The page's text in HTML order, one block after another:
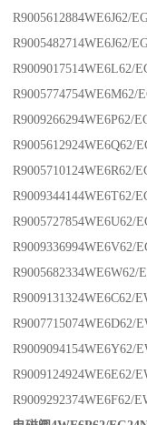
R9005612884WE6J62/
R9005482714WE6J62/
R9009017514WE6L62/
R9005774754WE6M62/
R9009266294WE6P62/
R9005612924WE6Q62/
R9005710124WE6R62/
R9009344144WE6T62/
R9005727854WE6U62/
R9009336994WE6V62/
R9005682334WE6W62/
R9009131324WE6C62/
R9007715074WE6D62/
R9009094154WE6Y62/
R9009124924WE6E62/
R9009292374WE6F62/